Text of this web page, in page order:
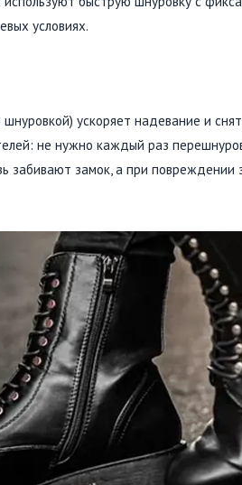
условиях.
ускоряет надевание и
не нужно каждый раз
забивают замок, а при